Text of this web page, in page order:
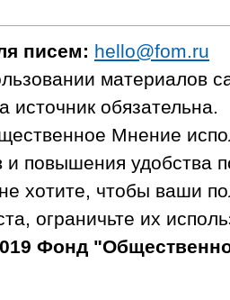
писем: hello@fom.ru
материалов
источник обязательна.
Мнение
и повышения удобства
хотите, чтобы ваши
ограничьте их
Фонд